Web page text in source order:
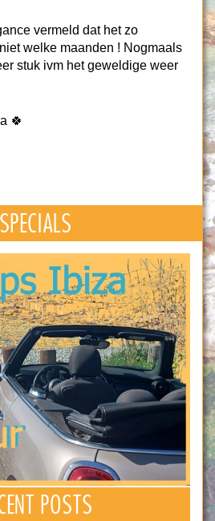
vermeld dat het zo
welke maanden ! Nogmaals
stuk ivm het geweldige weer
🍀
SPECIALS
POSTS